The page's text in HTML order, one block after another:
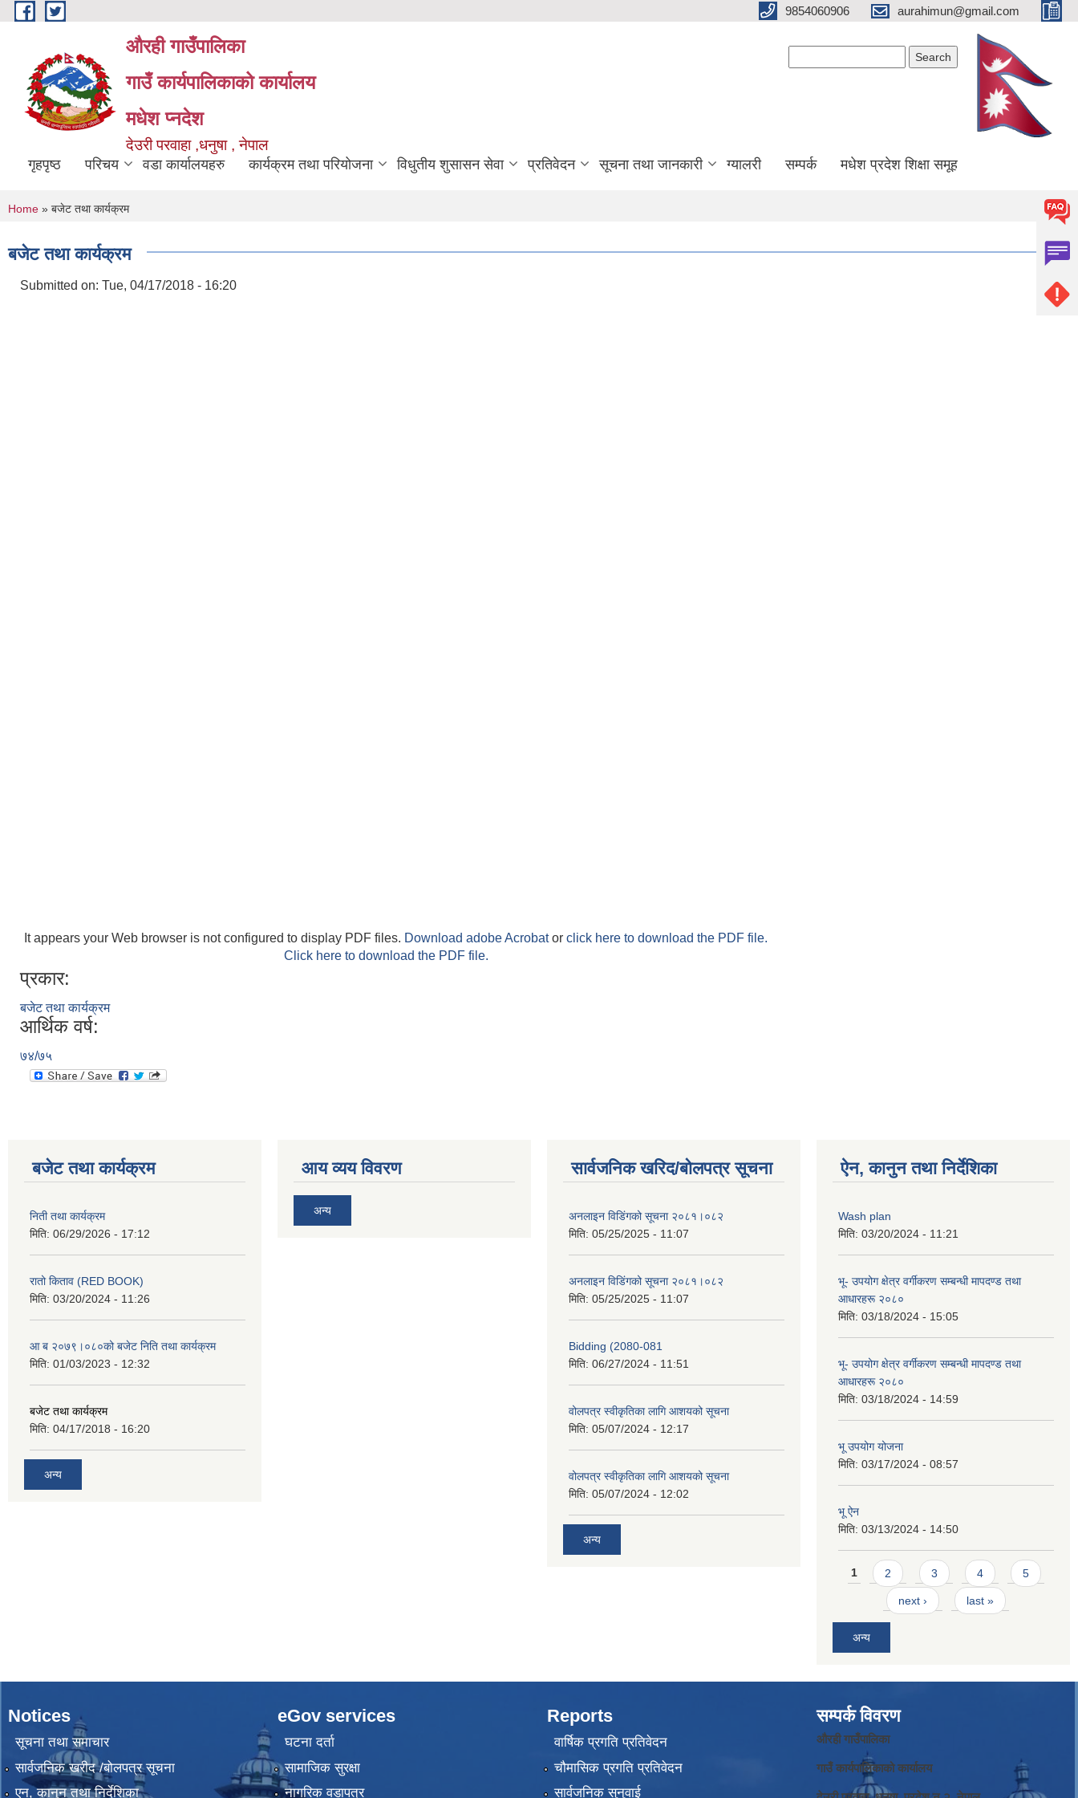
Skip to main content 9854060906 aurahimun@gmail.com
औरही गाउँपालिका
गाउँ कार्यपालिकाको कार्यालय
मधेश प्नदेश
देउरी परवाहा ,धनुषा , नेपाल
गृहपृष्ठ परिचय वडा कार्यालयहरु कार्यक्रम तथा परियोजना विधुतीय शुसासन सेवा प्रतिवेदन सूचना तथा जानकारी ग्यालरी सम्पर्क मधेश प्रदेश शिक्षा समूह
You are here
Home » बजेट तथा कार्यक्रम
बजेट तथा कार्यक्रम
Submitted on: Tue, 04/17/2018 - 16:20
It appears your Web browser is not configured to display PDF files. Download adobe Acrobator click here to download the PDF file.
Click here to download the PDF file.
प्रकार:
बजेट तथा कार्यक्रम
आर्थिक वर्ष:
७४/७५
बजेट तथा कार्यक्रम
निती तथा कार्यक्रम
मिति: 06/29/2026 - 17:12
रातो किताव (RED BOOK)
मिति: 03/20/2024 - 11:26
आ ब २०७९।०८०को बजेट निति तथा कार्यक्रम
मिति: 01/03/2023 - 12:32
बजेट तथा कार्यक्रम
मिति: 04/17/2018 - 16:20
अन्य
आय व्यय विवरण
अन्य
सार्वजनिक खरिद/बोलपत्र सूचना
अनलाइन विडि‌ं‍गको सूचना २०८१।०८२
मिति: 05/25/2025 - 11:07
अनलाइन विडि‌ं‍गको सूचना २०८१।०८२
मिति: 05/25/2025 - 11:07
Bidding (2080-081
मिति: 06/27/2024 - 11:51
वोलपत्र स्वीकृतिका लागि आशयको सूचना
मिति: 05/07/2024 - 12:17
वोलपत्र स्वीकृतिका लागि आशयको सूचना
मिति: 05/07/2024 - 12:02
अन्य
ऐन, कानुन तथा निर्देशिका
Wash plan
मिति: 03/20/2024 - 11:21
भू- उपयोग क्षेत्र वर्गीकरण सम्बन्धी मापदण्ड तथा
आधारहरू २०८०
मिति: 03/18/2024 - 15:05
भू- उपयोग क्षेत्र वर्गीकरण सम्बन्धी मापदण्ड तथा
आधारहरू २०८०
मिति: 03/18/2024 - 14:59
भू उपयोग योजना
मिति: 03/17/2024 - 08:57
भू ऐन
मिति: 03/13/2024 - 14:50
Pages
1 2 3 4 5
next › last »
अन्य
Notices
सूचना तथा समाचार
सार्वजनिक खरीद /बोलपत्र सूचना
एन, कानुन तथा निर्देशिका
eGov services
घटना दर्ता
सामाजिक सुरक्षा
नागरिक वडापत्र
Reports
वार्षिक प्रगति प्रतिवेदन
चौमासिक प्रगति प्रतिवेदन
सार्वजनिक सुनुवाई
सम्पर्क विवरण
औरही गाउँपालिका
गाउँ कार्यपालिकाको कार्यालय